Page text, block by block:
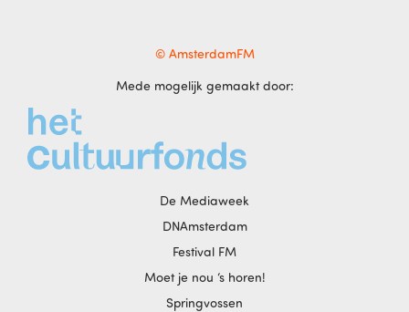
© AmsterdamFM
Mede mogelijk gemaakt door:
De Mediaweek
DNAmsterdam
Festival FM
Moet je nou ‘s horen!
Springvossen